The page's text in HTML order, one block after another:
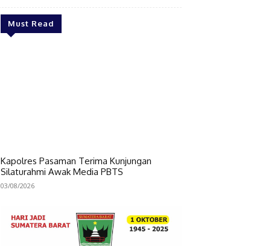
Must Read
Kapolres Pasaman Terima Kunjungan
Silaturahmi Awak Media PBTS
03/08/2026